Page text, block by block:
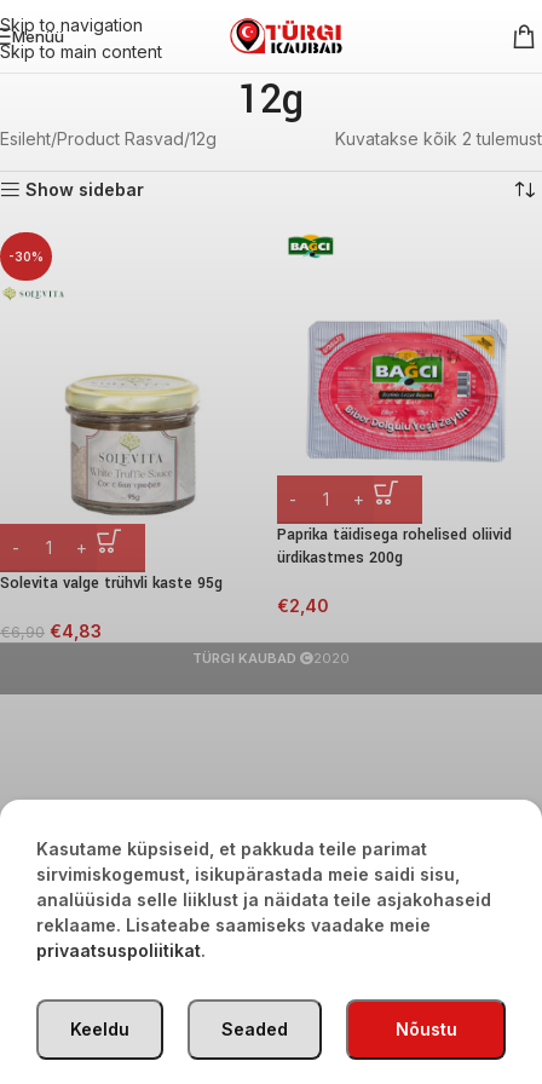
Skip to navigation
Skip to main content
Menüü
12g
Esileht Product Rasvad 12g Kuvatakse kõik 2 tulemust
Show sidebar
-30%
Solevita valge trühvli kaste 95g
€6,90 €4,83
Paprika täidisega rohelised oliivid
ürdikastmes 200g
€2,40
TÜRGI KAUBAD 2020
Kasutame küpsiseid, et pakkuda teile parimat
sirvimiskogemust, isikupärastada meie saidi sisu,
analüüsida selle liiklust ja näidata teile asjakohaseid
reklaame. Lisateabe saamiseks vaadake meie
privaatsuspoliitikat.
Nõustu
Seaded
Keeldu